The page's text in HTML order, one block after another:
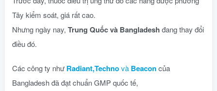
Tây kiểm soát, giá rất cao.
Nhưng ngày nay, Trung Quốc và Bangladesh đang thay đổi
điều đó.
Các công ty như Radiant,Technovà Beaconcủa
Bangladesh đã đạt chuẩn GMP quốc tế,